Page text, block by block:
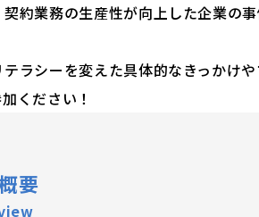
契約業務の生産性が向上した企業
ラシーを変えた具体的なきっかけ
ください！
要